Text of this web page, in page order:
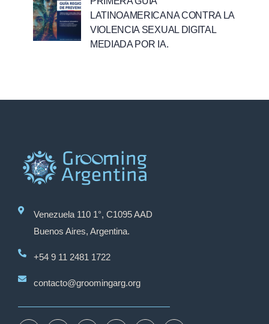
LATINOAMERICANA CONTRA LA
VIOLENCIA SEXUAL DIGITAL
MEDIADA POR IA.
Venezuela 110 1°, C1095 AAD
Buenos Aires, Argentina.
+54 9 11 2481 1722
contacto@groomingarg.org